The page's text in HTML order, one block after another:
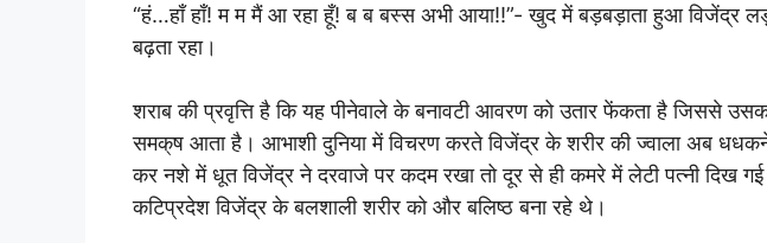
“हं…हाँ हाँ! म म मैं आ रहा हूँ! ब ब बस्स अभी आया!!”- खुद में बड़बड़ाता हुआ विजेंद्र
बढ़ता रहा।
शराब की प्रवृत्ति है कि यह पीनेवाले के बनावटी आवरण को उतार फेंकता है जिससे
समक्ष आता है। आभाशी दुनिया में विचरण करते विजेंद्र के शरीर की ज्वाला अब
कर नशे में धूत विजेंद्र ने दरवाजे पर कदम रखा तो दूर से ही कमरे में लेटी पत्नी दिख
कटिप्रदेश विजेंद्र के बलशाली शरीर को और बलिष्ठ बना रहे थे।